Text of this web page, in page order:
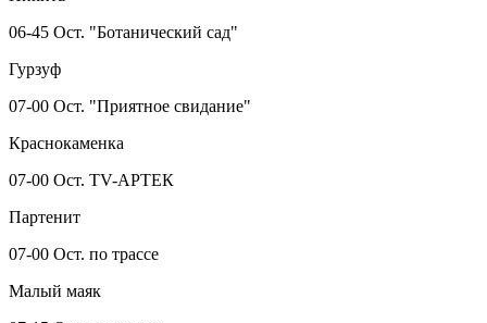
06-45 Ост. "Ботанический сад"
Гурзуф
07-00 Ост. "Приятное свидание"
Краснокаменка
07-00 Ост. TV-АРТЕК
Партенит
07-00 Ост. по трассе
Малый маяк